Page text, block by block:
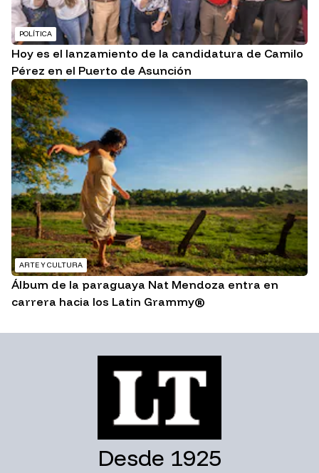
POLÍTICA
Hoy es el lanzamiento de la candidatura de Camilo
Pérez en el Puerto de Asunción
ARTE Y CULTURA
Álbum de la paraguaya Nat Mendoza entra en
carrera hacia los Latin Grammy®
Desde 1925